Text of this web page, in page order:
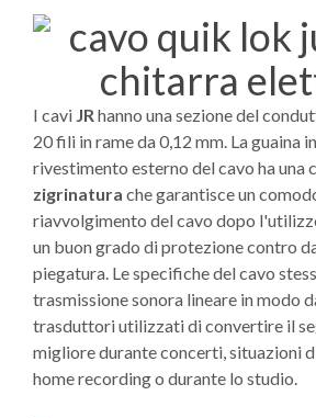
I cavi JR hanno una sezione del
20 fili in rame da 0,12 mm. La guaina
rivestimento esterno del cavo ha una
zigrinatura che garantisce un
riavvolgimento del cavo dopo
un buon grado di protezione contro
piegatura. Le specifiche del cavo
trasmissione sonora lineare in modo
trasduttori utilizzati di convertire il
migliore durante concerti, situazioni
home recording o durante lo studio.